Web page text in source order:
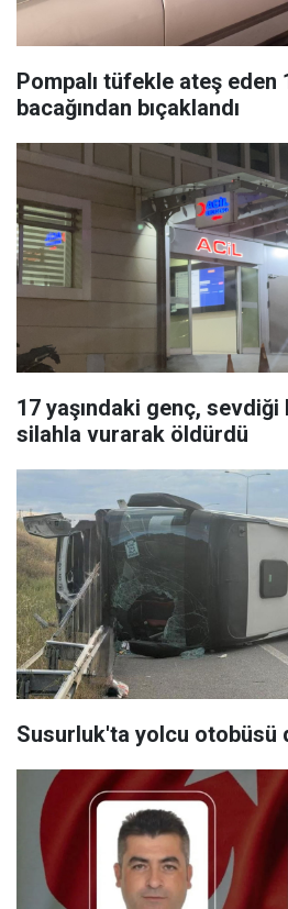
Pompalı tüfekle ateş eden
bacağından bıçaklandı
17 yaşındaki genç, sevdiği
silahla vurarak öldürdü
Susurluk'ta yolcu otobüsü